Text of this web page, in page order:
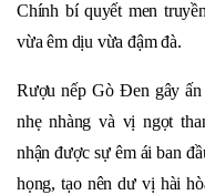
Chính bí quyết men
vừa êm dịu vừa đậm đà.
Rượu nếp Gò Đen gây
nhẹ nhàng và vị ngọt
nhận được sự êm ái ban
họng, tạo nên dư vị hài